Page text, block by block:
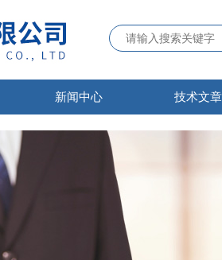
新闻中心 技术文章